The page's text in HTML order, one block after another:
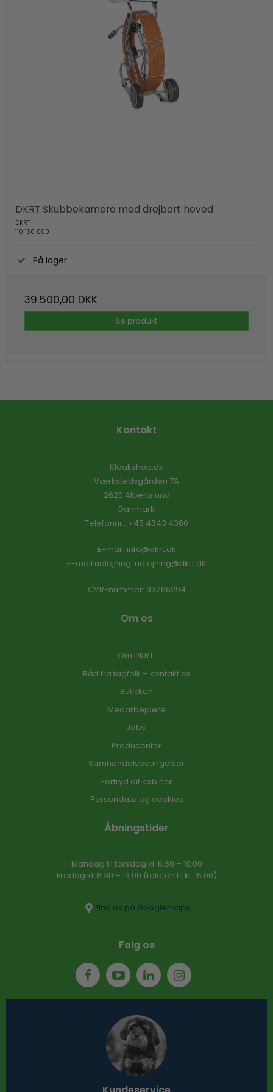
DKRT Skubbekamera med drejbart hoved
DKRT
110 130 000
På lager
39.500,00 DKK
Se produkt
Kontakt
Kloakshop.dk
Værkstedsgården 7A
2620 Albertslund
Danmark
Telefonnr.: +45 4343 4360
E-mail: info@dkrt.dk
E-mail udlejning: udlejning@dkrt.dk
CVR-nummer: 33266294
Om os
Om DKRT
Råd fra fagfolk – kontakt os
Butikken
Medarbejdere
Jobs
Producenter
Samhandelsbetingelser
Fortryd dit køb her
Persondata og cookies
Åbningstider
Mandag til torsdag kl. 6:30 – 16​:00
Fredag kl. 6:30 – 13:00 (telefon til kl. 15:00)​
Find os på Googlemaps
Følg os